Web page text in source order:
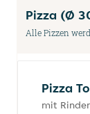
Pizza (Ø
Alle Pizzen
Pizza
mit